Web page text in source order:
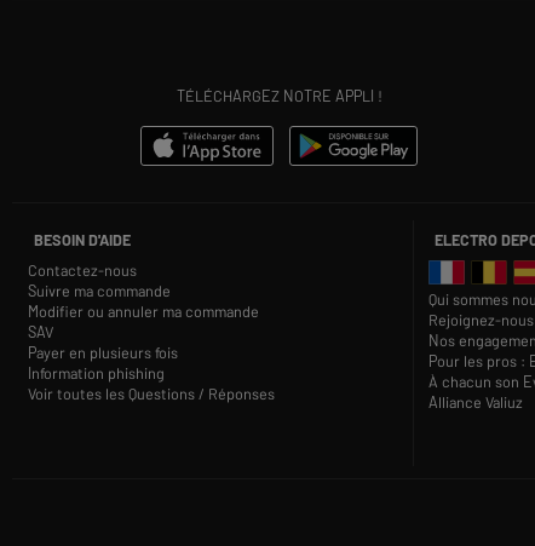
TÉLÉCHARGEZ NOTRE APPLI !
BESOIN D'AIDE
Contactez-nous
Suivre ma commande
Modifier ou annuler ma commande
SAV
Payer en plusieurs fois
Information phishing
Voir toutes les Questions / Réponses
ELECTRO
Qui sommes
Rejoignez-
Nos
Pour les pros :
À chacun son
Alliance Valiuz